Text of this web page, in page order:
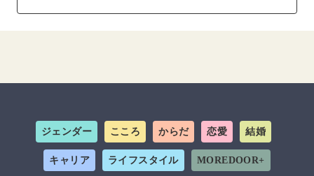
ジェンダー こころ からだ 恋愛 結婚
キャリア ライフスタイル MOREDOOR+